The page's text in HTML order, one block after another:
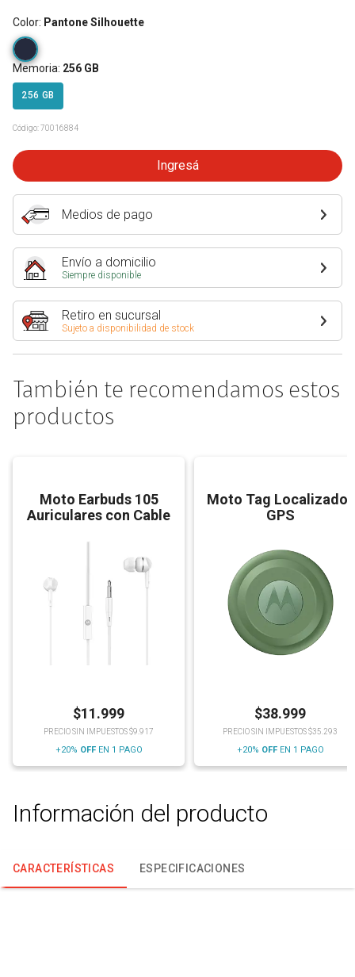
Color: Pantone Silhouette
Memoria: 256 GB
256 GB
Código:70016884
Ingresá
Medios de pago
Envío a domicilio
Siempre disponible
Retiro en sucursal
Sujeto a disponibilidad de stock
También te recomendamos estos
productos
Moto Earbuds 105
Auriculares con Cable
$11.999
PRECIO SIN IMPUESTOS $9.917
+20% OFFEN 1 PAGO
Moto Tag Localizador
GPS
$38.999
PRECIO SIN IMPUESTOS $35.293
+20% OFFEN 1 PAGO
Información del producto
CARACTERÍSTICAS ESPECIFICACIONES